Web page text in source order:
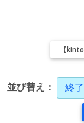
【
並び替え： 終